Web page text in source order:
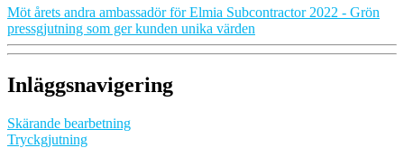
Möt årets andra ambassadör för Elmia Subcontractor 2022 - Grön
pressgjutning som ger kunden unika värden
Inläggsnavigering
Skärande bearbetning
Tryckgjutning